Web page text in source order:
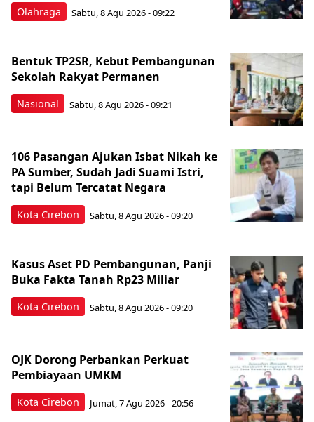
Olahraga Sabtu, 8 Agu 2026 - 09:22
Nasional
Bentuk TP2SR, Kebut Pembangunan
Sekolah Rakyat Permanen
Sabtu, 8 Agu 2026 - 09:21
Kota Cirebon
106 Pasangan Ajukan Isbat Nikah ke
PA Sumber, Sudah Jadi Suami Istri,
tapi Belum Tercatat Negara
Sabtu, 8 Agu 2026 - 09:20
Kota Cirebon
Kasus Aset PD Pembangunan, Panji
Buka Fakta Tanah Rp23 Miliar
Sabtu, 8 Agu 2026 - 09:20
Kota Cirebon
OJK Dorong Perbankan Perkuat
Pembiayaan UMKM
Jumat, 7 Agu 2026 - 20:56